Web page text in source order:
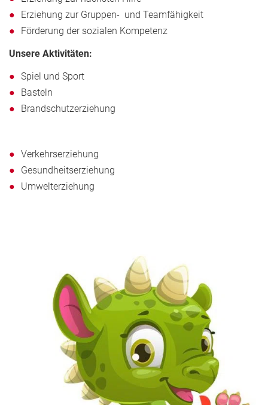
Erziehung zur Gruppen- und Teamfähigkeit
Förderung der sozialen Kompetenz
Unsere Aktivitäten:
Spiel und Sport
Basteln
Brandschutzerziehung
Verkehrserziehung
Gesundheitserziehung
Umwelterziehung